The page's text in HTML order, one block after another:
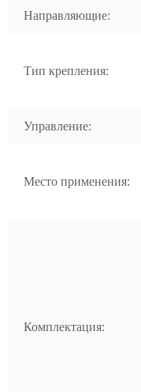
Направляющие:
Тип крепления:
Управление:
Место применения:
Комплектация: